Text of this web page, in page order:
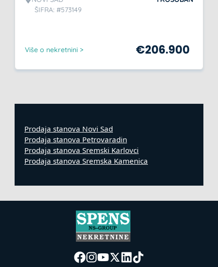
ŠIFRA: #573149
Više o nekretnini > €206.900
Prodaja stanova Novi Sad
Prodaja stanova Petrovaradin
Prodaja stanova Sremski Karlovci
Prodaja stanova Sremska Kamenica